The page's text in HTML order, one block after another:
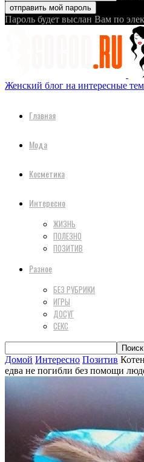
Пароль будет выслан Вам по
Женский блог на интересные
Главная
Мода
Косметика
Интересно
ЖИЗНЬ
ПОЛЕЗНО
ПОЗИТИВ
Разное
БЕЗ РУБРИКИ
ИГРЫ
ДОСУГ
СЕКС
Домой Интересно Позитив
едва не погибли без помощи